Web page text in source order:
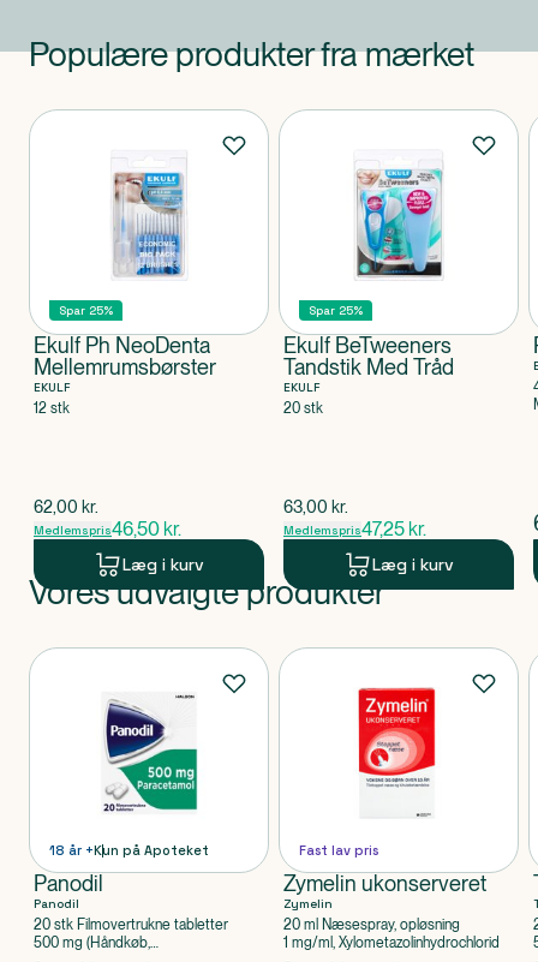
Populære produkter fra mærket
Produkter
Spar 25%
Ekulf Ph NeoDenta
Mellemrumsbørster
EKULF
12 stk
$gammel pris
62,00 kr.
Medlemspris46,50 kr.
Læg i kurv
Spar 25%
Ekulf BeTweeners
Tandstik Med Tråd
EKULF
20 stk
$gammel pris
63,00 kr.
Medlemspris47,25 kr.
Læg i kurv
Produkt 1 af 0
Vores udvalgte produkter
Produkter
18 år +Kun på Apoteket
Panodil
Panodil
20 stk Filmovertrukne tabletter
500 mg (Håndkøb,
Fast lav pris
Zymelin ukonserveret
Zymelin
20 ml Næsespray, opløsning
1 mg/ml, Xylometazolinhydrochlorid